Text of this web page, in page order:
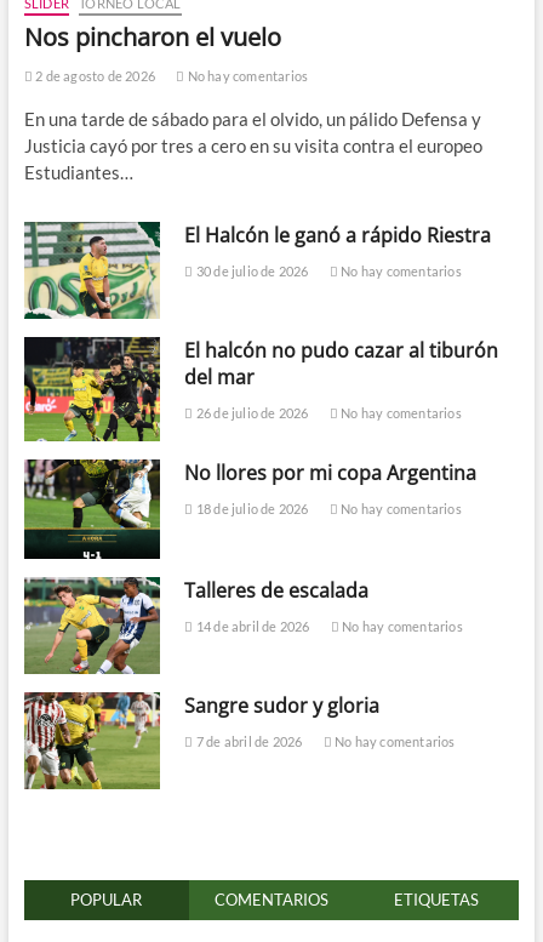
Nos pincharon el vuelo
2 de agosto de 2026 No hay comentarios
En una tarde de sábado para el olvido, un pálido Defensa y
Justicia cayó por tres a cero en su visita contra el europeo
Estudiantes…
El Halcón le ganó a rápido Riestra
30 de julio de 2026 No hay comentarios
El halcón no pudo cazar al tiburón
del mar
26 de julio de 2026 No hay comentarios
No llores por mi copa Argentina
18 de julio de 2026 No hay comentarios
Talleres de escalada
14 de abril de 2026 No hay comentarios
Sangre sudor y gloria
7 de abril de 2026 No hay comentarios
POPULAR COMENTARIOS ETIQUETAS